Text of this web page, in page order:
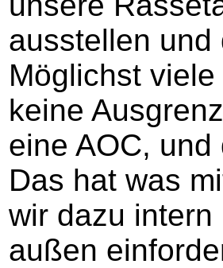
ausstellen und
Möglichst
keine
eine AOC,
Das hat was
wir dazu
außen